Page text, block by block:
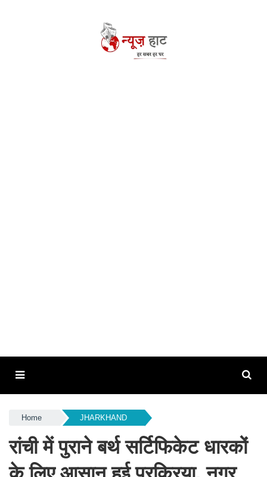
Home JHARKHAND
रांची में पुराने बर्थ सर्टिफिकेट धारकों